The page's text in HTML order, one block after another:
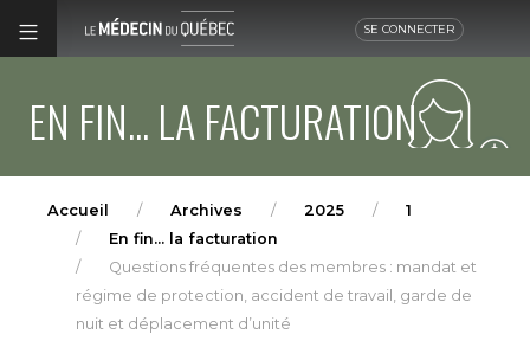
SE CONNECTER
EN FIN... LA FACTURATION
Accueil Archives 2025
1
En fin... la facturation
Questions fréquentes des membres : mandat et
régime de protection, accident de travail, garde de
nuit et déplacement d’unité